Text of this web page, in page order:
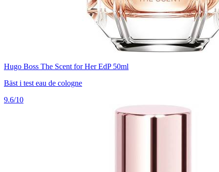
Hugo Boss The Scent for Her EdP 50ml
Bäst i test eau de cologne
9.6/10